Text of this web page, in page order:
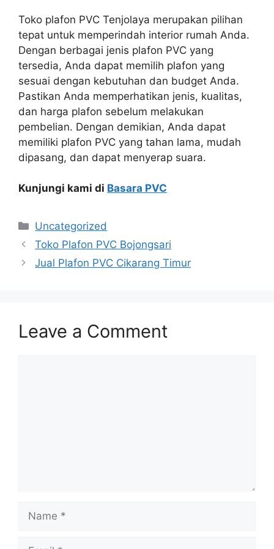
Toko plafon PVC Tenjolaya merupakan pilihan
tepat untuk memperindah interior rumah Anda.
Dengan berbagai jenis plafon PVC yang
tersedia, Anda dapat memilih plafon yang
sesuai dengan kebutuhan dan budget Anda.
Pastikan Anda memperhatikan jenis, kualitas,
dan harga plafon sebelum melakukan
pembelian. Dengan demikian, Anda dapat
memiliki plafon PVC yang tahan lama, mudah
dipasang, dan dapat menyerap suara.
Kunjungi kami di Basara PVC
Categories
Uncategorized
Toko Plafon PVC Bojongsari
Jual Plafon PVC Cikarang Timur
Leave a Comment
Name
Email